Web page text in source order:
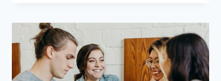
2
ス
テ
ッ
プ
で